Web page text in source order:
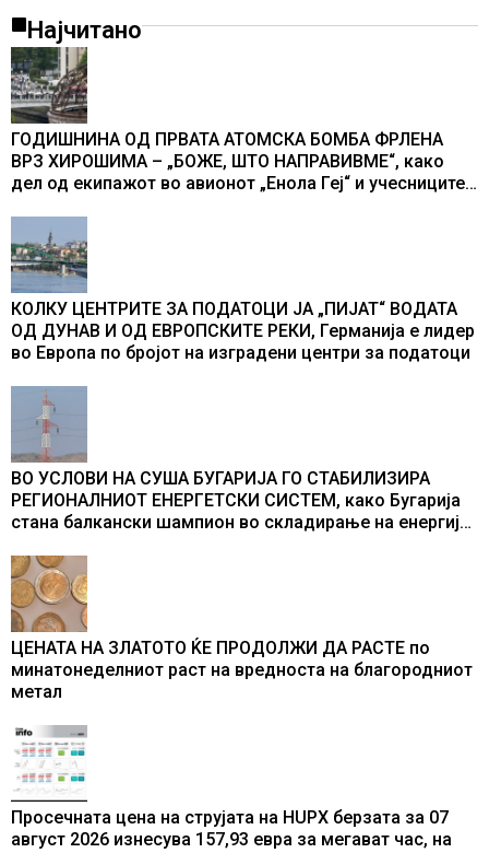
Најчитано
ГОДИШНИНА ОД ПРВАТА АТОМСКА БОМБА ФРЛЕНА
ВРЗ ХИРОШИМА – „БОЖЕ, ШТО НАПРАВИВМЕ“, како
дел од екипажот во авионот „Енола Геј“ и учесниците
промени текот на историјата
КОЛКУ ЦЕНТРИТЕ ЗА ПОДАТОЦИ ЈА „ПИЈАТ“ ВОДАТА
ОД ДУНАВ И ОД ЕВРОПСКИТЕ РЕКИ, Германија е лидер
во Европа по бројот на изградени центри за податоци
ВО УСЛОВИ НА СУША БУГАРИЈА ГО СТАБИЛИЗИРА
РЕГИОНАЛНИОТ ЕНЕРГЕТСКИ СИСТЕМ, како Бугарија
стана балкански шампион во складирање на енергија
ЦЕНАТА НА ЗЛАТОТО ЌЕ ПРОДОЛЖИ ДА РАСТЕ по
минатонеделниот раст на вредноста на благородниот
метал
Просечната цена на струјата на HUPX берзата за 07
август 2026 изнесува 157,93 евра за мегават час, на